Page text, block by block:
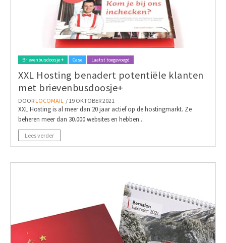
Brievenbusdoosje + Case Laatst toegevoegd
XXL Hosting benadert potentiële klanten
met brievenbusdoosje+
DOOR LOCOMAIL / 19 OKTOBER 2021
XXL Hosting is al meer dan 20 jaar actief op de hostingmarkt. Ze
beheren meer dan 30.000 websites en hebben...
Lees verder